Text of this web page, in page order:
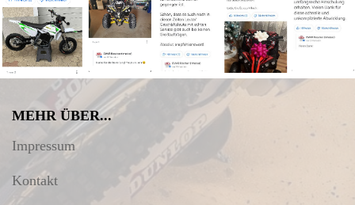
MEHR ÜBER...
Impressum
Kontakt